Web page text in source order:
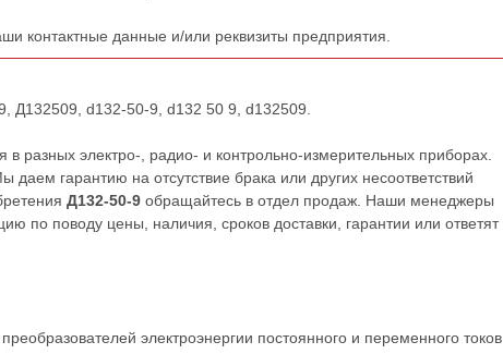
контактные данные и/или реквизиты предприятия.
Д132509, d132-50-9, d132 50 9, d132509.
разных электро-, радио- и контрольно-измерительных приборах.
гарантию на отсутствие брака или других несоответствий
Д132-50-9 обращайтесь в отдел продаж. Наши менеджеры
по поводу цены, наличия, сроков доставки, гарантии или ответят
электроэнергии постоянного и переменного